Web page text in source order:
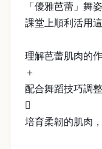
「優雅芭蕾」舞
課堂上順利活用這
理解芭蕾肌肉的
＋
配合舞蹈技巧調

培育柔韌的肌肉